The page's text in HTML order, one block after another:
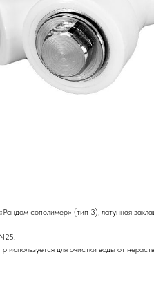
сополимер» (тип 3), латунная
используется для очистки воды от